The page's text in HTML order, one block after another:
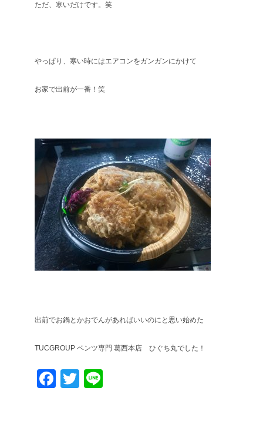
ただ、寒いだけです。笑
やっぱり、寒い時にはエアコンをガンガンにかけて
お家で出前が一番！笑
出前でお鍋とかおでんがあればいいのにと思い始めた
TUCGROUP ベンツ専門 葛西本店 ひぐち丸でした！
Facebook
Twitter